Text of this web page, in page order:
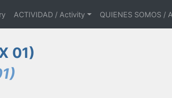
ACTIVIDAD / Activity QUIENES SOMOS /
01)